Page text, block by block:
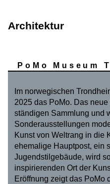
Architektur
PoMo Museum
Im norwegischen
2025 das PoMo. Das
ständigen Sammlung und
Sonderausstellungen
Kunst von Weltrang in die
ehemalige Hauptpost, ein
Jugendstilgebäude, wird
inspirierenden Ort der
Eröffnung zeigt das PoMo